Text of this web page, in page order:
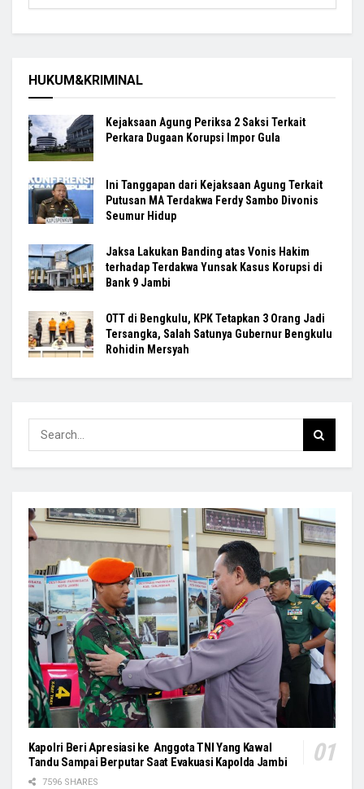
HUKUM&KRIMINAL
Kejaksaan Agung Periksa 2 Saksi Terkait
Perkara Dugaan Korupsi Impor Gula
Ini Tanggapan dari Kejaksaan Agung Terkait
Putusan MA Terdakwa Ferdy Sambo Divonis
Seumur Hidup
Jaksa Lakukan Banding atas Vonis Hakim
terhadap Terdakwa Yunsak Kasus Korupsi di
Bank 9 Jambi
OTT di Bengkulu, KPK Tetapkan 3 Orang Jadi
Tersangka, Salah Satunya Gubernur Bengkulu
Rohidin Mersyah
Kapolri Beri Apresiasi ke Anggota TNI Yang Kawal
Tandu Sampai Berputar Saat Evakuasi Kapolda Jambi
7596 SHARES